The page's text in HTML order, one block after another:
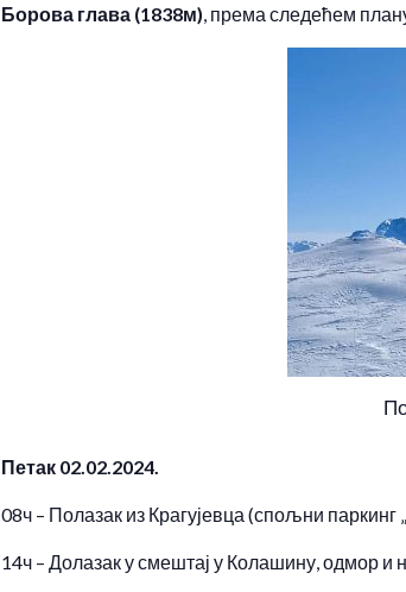
Борова глава (1838м) , према следећем
Петак 02.02.2024.
08ч – Полазак из Крагујевца (спољни паркинг
14ч – Долазак у смештај у Колашину, одмор и